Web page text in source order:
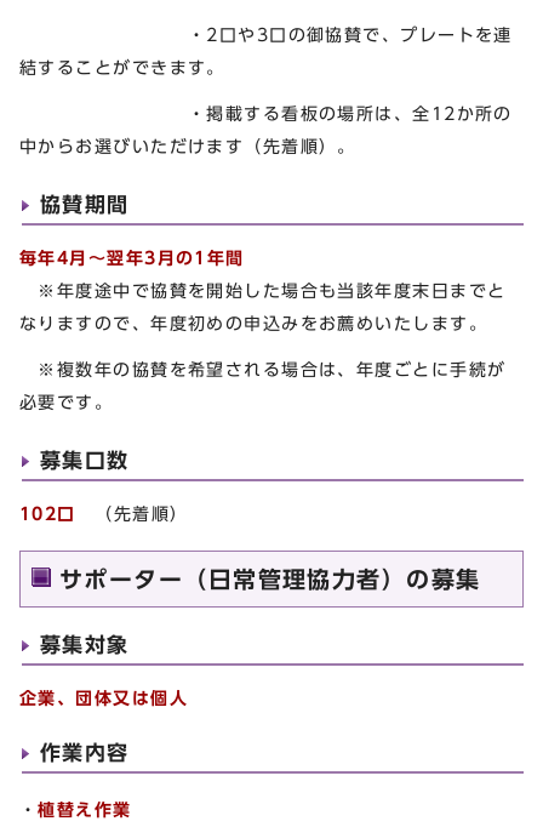
・2口や3口の御協賛で、プレートを連
結することができます。
・掲載する看板の場所は、全12か所の
中からお選びいただけます（先着順）。
協賛期間
毎年4月～翌年3月の1年間
※年度途中で協賛を開始した場合も当該年度末日までと
なりますので、年度初めの申込みをお薦めいたします。
※複数年の協賛を希望される場合は、年度ごとに手続が
必要です。
募集口数
102口 （先着順）
サポーター（日常管理協力者）の募集
募集対象
企業、団体又は個人
作業内容
・植替え作業